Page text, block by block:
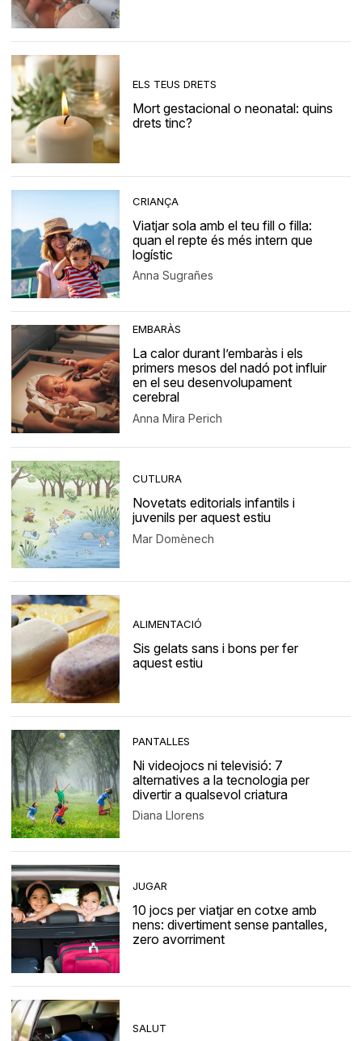
ELS TEUS DRETS
Mort gestacional o neonatal: quins
drets tinc?
CRIANÇA
Viatjar sola amb el teu fill o filla:
quan el repte és més intern que
logístic
Anna Sugrañes
EMBARÀS
La calor durant l’embaràs i els
primers mesos del nadó pot influir
en el seu desenvolupament
cerebral
Anna Mira Perich
CUTLURA
Novetats editorials infantils i
juvenils per aquest estiu
Mar Domènech
ALIMENTACIÓ
Sis gelats sans i bons per fer
aquest estiu
PANTALLES
Ni videojocs ni televisió: 7
alternatives a la tecnologia per
divertir a qualsevol criatura
Diana Llorens
JUGAR
10 jocs per viatjar en cotxe amb
nens: divertiment sense pantalles,
zero avorriment
SALUT